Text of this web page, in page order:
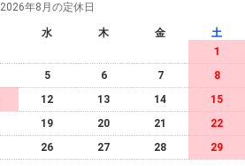
2026年8月の定休日
水 木 金
土
1
5 6 7
8
12 13 14
15
19 20 21
22
26 27 28
29